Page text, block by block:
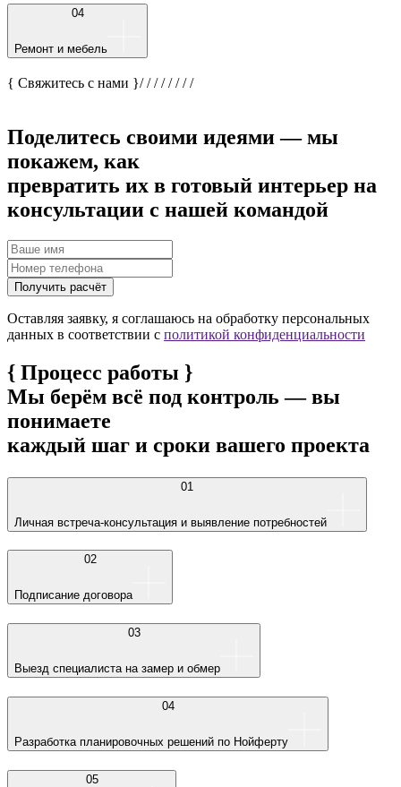
04
Ремонт и мебель
{ Свяжитесь с нами }////////
Поделитесь своими идеями — мы
покажем, как
превратить их в готовый интерьер на
консультации с нашей командой
Получить расчёт
Оставляя заявку, я соглашаюсь на обработку персональных
данных в соответствии с политикой конфиденциальности
{ Процесс работы }
Мы берём всё под контроль — вы
понимаете
каждый шаг и сроки вашего проекта
01
Личная встреча-консультация и выявление потребностей
02
Подписание договора
03
Выезд специалиста на замер и обмер
04
Разработка планировочных решений по Нойферту
05